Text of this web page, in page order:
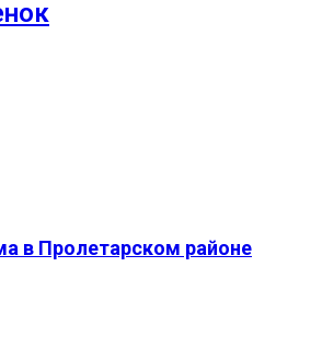
в Пролетарском районе